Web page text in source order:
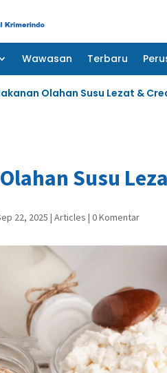
Wawasan Terbaru
Wawasan Terbaru
Olahan Susu Lezat &
Susu
22, 2025 |Articles |0 Komentar